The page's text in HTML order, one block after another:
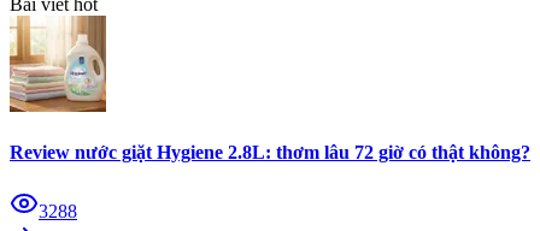
Review nước giặt Hygiene 2.8L: thơm lâu 72 giờ có thật không?
3288